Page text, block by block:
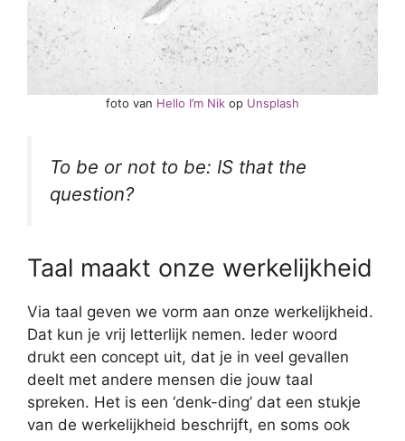
foto van Hello I’m Nik op Unsplash
To be or not to be: IS that the
question?
Taal maakt onze werkelijkheid
Via taal geven we vorm aan onze werkelijkheid.
Dat kun je vrij letterlijk nemen. Ieder woord
drukt een concept uit, dat je in veel gevallen
deelt met andere mensen die jouw taal
spreken. Het is een ‘denk-ding’ dat een stukje
van de werkelijkheid beschrijft, en soms ook